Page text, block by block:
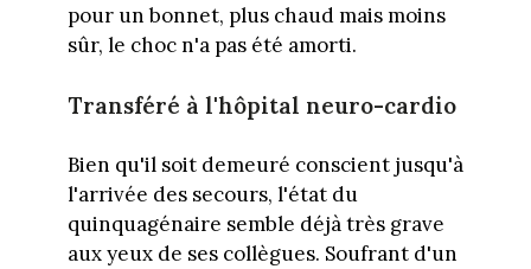
pour un bonnet, plus chaud mais moins
sûr, le choc n'a pas été amorti.
Transféré à l'hôpital neuro-cardio
Bien qu'il soit demeuré conscient jusqu'à
l'arrivée des secours, l'état du
quinquagénaire semble déjà très grave
aux yeux de ses collègues. Soufrant d'un